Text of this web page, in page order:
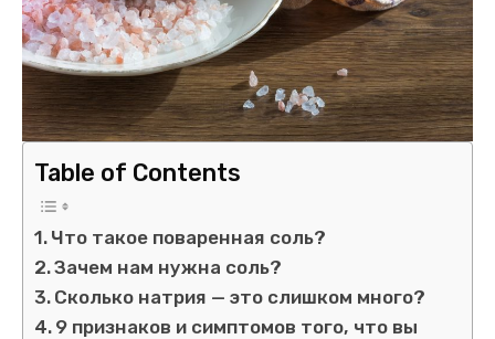
Table of Contents
Что такое поваренная соль?
Зачем нам нужна соль?
Сколько натрия — это слишком много?
9 признаков и симптомов того, что вы